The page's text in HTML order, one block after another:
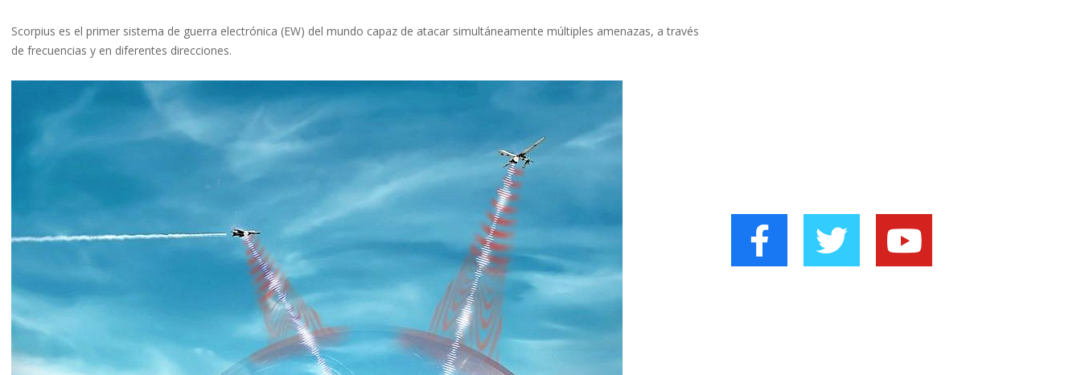
Scorpius es el primer sistema de guerra electrónica (EW) del mundo capaz de atacar simultáneamente múltiples amenazas, a través
de frecuencias y en diferentes direcciones.